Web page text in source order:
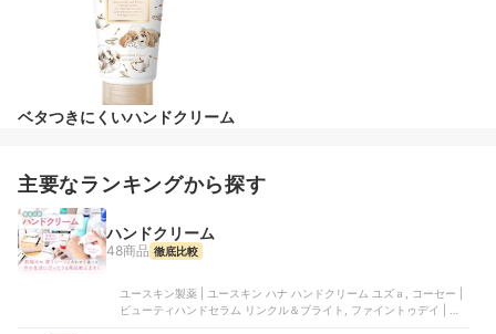
ベタつきにくいハンドクリーム
主要なランキングから探す
ハンドクリーム
48商品 徹底比較
ユースキン製薬 | ユースキン ハナ ハンドクリーム ユズａ, コーセー |
ビューティハンドセラム リンクル＆ブライト, ファイントゥデイ | 尿